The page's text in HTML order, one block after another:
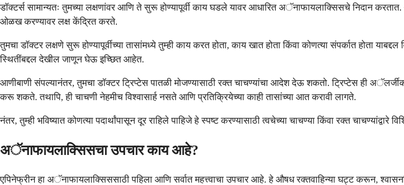
डॉक्टर्स सामान्यतः तुमच्या लक्षणांवर आणि ते सुरू होण्यापूर्वी काय घडले यावर आधारित अॅनाफायलाक्सिसचे निदान
ओळख करण्यावर लक्ष केंद्रित करते.
तुमचा डॉक्टर लक्षणे सुरू होण्यापूर्वीच्या तासांमध्ये तुम्ही काय करत होता, काय खात होता किंवा कोणत्या संपर्कात होता
स्थितींबद्दल देखील जाणून घेऊ इच्छित आहेत.
आणीबाणी संपल्यानंतर, तुमचा डॉक्टर ट्रिप्टेस पातळी मोजण्यासाठी रक्त चाचण्यांचा आदेश देऊ शकतो. ट्रिप्टेस ही
करू शकते. तथापि, ही चाचणी नेहमीच विश्वासार्ह नसते आणि प्रतिक्रियेच्या काही तासांच्या आत करावी लागते.
नंतर, तुम्ही भविष्यात कोणत्या पदार्थांपासून दूर राहिले पाहिजे हे स्पष्ट करण्यासाठी त्वचेच्या चाचण्या किंवा रक्त
अॅनाफायलाक्सिसचा उपचार काय आहे?
एपिनेफ्रीन हा अॅनाफायलाक्सिससाठी पहिला आणि सर्वात महत्त्वाचा उपचार आहे. हे औषध रक्तवाहिन्या घट्ट करून,